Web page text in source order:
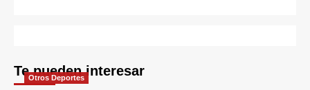
Te pueden interesar
Otros Deportes